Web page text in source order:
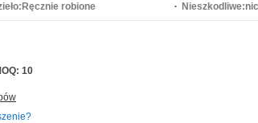
Ręcznie robione Nieszkodliwe:nic
10